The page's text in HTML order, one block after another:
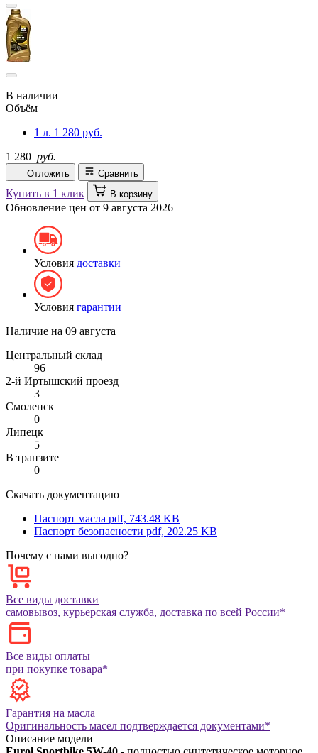
В наличии
Объём
1 л. 1 280 руб.
1 280 руб.
Отложить Сравнить
Купить в 1 клик В корзину
Обновление цен от 9 августа 2026
Условия доставки
Условия гарантии
Наличие на 09 августа
Центральный склад
96
2-й Иртышский проезд
3
Смоленск
0
Липецк
5
В транзите
0
Скачать документацию
Паспорт масла pdf, 743.48 KB
Паспорт безопасности pdf, 202.25 KB
Почему с нами выгодно?
Все виды доставки
самовывоз, курьерская служба, доставка по всей России*
Все виды оплаты
при покупке товара*
Гарантия на масла
Оригинальность масел подтверждается документами*
Описание модели